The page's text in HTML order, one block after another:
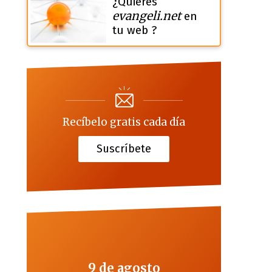
evangeli.neten
tu web ?
Recíbelo gratis cada día
Suscríbete
9 de agosto